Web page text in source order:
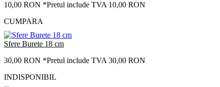
10,00 RON *Pretul include TVA 10,00 RON
CUMPARA
Sfere Burete 18 cm
30,00 RON *Pretul include TVA 30,00 RON
INDISPONIBIL